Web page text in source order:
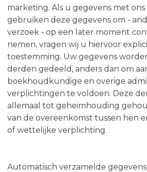
marketing. Als u gegevens met
gebruiken deze gegevens om -
verzoek - op een later moment
nemen, vragen wij u hiervoor
toestemming. Uw gegevens
derden gedeeld, anders dan om
boekhoudkundige en overige
verplichtingen te voldoen. Deze
allemaal tot geheimhouding
van de overeenkomst tussen hen
of wettelijke verplichting.
Automatisch verzamelde gegevens